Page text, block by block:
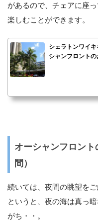
があるので、チェアに座
楽しむことができます。
シェラトンワイ
シャンフロント
オーシャンフロン
間）
続いては、夜間の眺望を
というと、夜の海は真っ
がち・・。